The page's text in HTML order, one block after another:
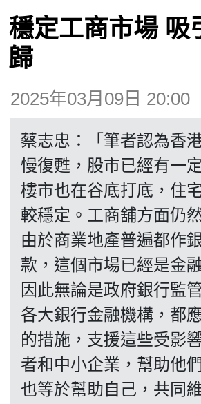
觀點
投票
視頻
昔日
系列
活動
關於我們
穩定工商市場 吸
歸
2025年03月09日 20:00
蔡志忠：「筆者認為香
慢復甦，股市已經有一
樓市也在谷底打底，住
較穩定。工商舖方面仍
由於商業地產普遍都作
款，這個市場已經是金
因此無論是政府銀行監
各大銀行金融機構，都
的措施，支援這些受影
者和中小企業，幫助他
也等於幫助自己，共同